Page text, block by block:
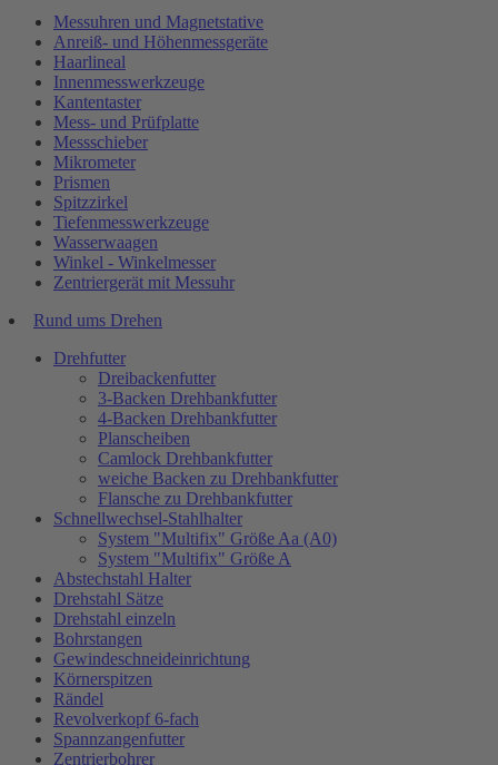
Messuhren und Magnetstative
Anreiß- und Höhenmessgeräte
Haarlineal
Innenmesswerkzeuge
Kantentaster
Mess- und Prüfplatte
Messschieber
Mikrometer
Prismen
Spitzzirkel
Tiefenmesswerkzeuge
Wasserwaagen
Winkel - Winkelmesser
Zentriergerät mit Messuhr
Rund ums Drehen
Drehfutter
Dreibackenfutter
3-Backen Drehbankfutter
4-Backen Drehbankfutter
Planscheiben
Camlock Drehbankfutter
weiche Backen zu Drehbankfutter
Flansche zu Drehbankfutter
Schnellwechsel-Stahlhalter
System "Multifix" Größe Aa (A0)
System "Multifix" Größe A
Abstechstahl Halter
Drehstahl Sätze
Drehstahl einzeln
Bohrstangen
Gewindeschneideinrichtung
Körnerspitzen
Rändel
Revolverkopf 6-fach
Spannzangenfutter
Zentrierbohrer